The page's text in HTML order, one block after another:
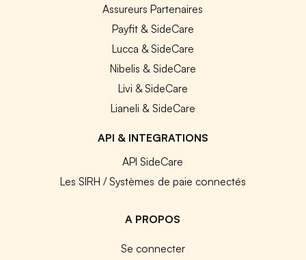
Assureurs Partenaires
Payfit & SideCare
Lucca & SideCare
Nibelis & SideCare
Livi & SideCare
Lianeli & SideCare
API & INTEGRATIONS
API SideCare
Les SIRH / Systèmes de paie connectés
A PROPOS
Se connecter